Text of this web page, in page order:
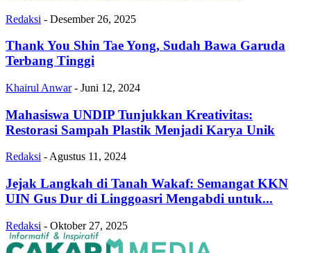
Redaksi - Desember 26, 2025
Thank You Shin Tae Yong, Sudah Bawa Garuda
Terbang Tinggi
Khairul Anwar - Juni 12, 2024
Mahasiswa UNDIP Tunjukkan Kreativitas:
Restorasi Sampah Plastik Menjadi Karya Unik
Redaksi - Agustus 11, 2024
Jejak Langkah di Tanah Wakaf: Semangat KKN
UIN Gus Dur di Linggoasri Mengabdi untuk...
Redaksi - Oktober 27, 2025